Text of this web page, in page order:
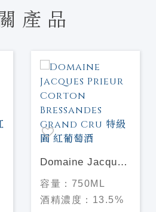
產品
Domaine Jacques
Prieur Corton
Bressandes
Grand Cru 特級園
容量： 750ML
酒精濃度： 13.5%